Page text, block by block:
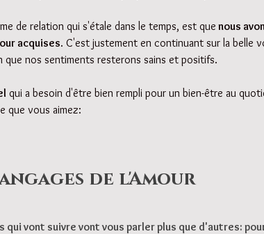
de relation qui s'étale dans le temps, est que nous
acquises. C'est justement en continuant sur la belle
nos sentiments resterons sains et positifs.
qui a besoin d'être bien rempli pour un bien-être au
que vous aimez:
de l'Amour
vont suivre vont vous parler plus que d'autres: